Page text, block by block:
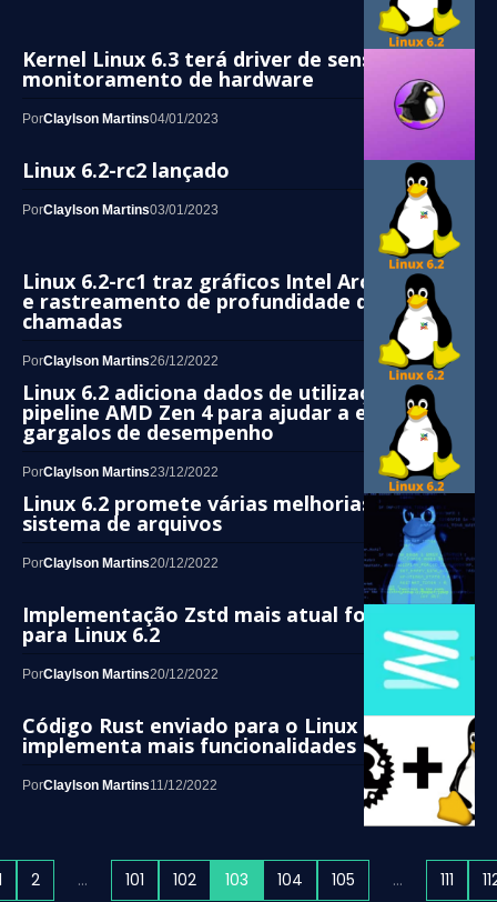
Kernel Linux 6.3 terá driver de sensor de
monitoramento de hardware
PorClaylson Martins04/01/2023
Linux 6.2-rc2 lançado
PorClaylson Martins03/01/2023
Linux 6.2-rc1 traz gráficos Intel Arc estáveis
e rastreamento de profundidade de
chamadas
PorClaylson Martins26/12/2022
Linux 6.2 adiciona dados de utilização do
pipeline AMD Zen 4 para ajudar a encontrar
gargalos de desempenho
PorClaylson Martins23/12/2022
Linux 6.2 promete várias melhorias no
sistema de arquivos
PorClaylson Martins20/12/2022
Implementação Zstd mais atual foi mesclada
para Linux 6.2
PorClaylson Martins20/12/2022
Código Rust enviado para o Linux 6.2
implementa mais funcionalidades
PorClaylson Martins11/12/2022
2 … 101 102 103 104 105 … 111